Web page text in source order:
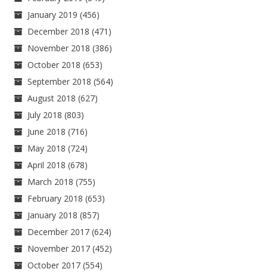
January 2019 (456)
December 2018 (471)
November 2018 (386)
October 2018 (653)
September 2018 (564)
August 2018 (627)
July 2018 (803)
June 2018 (716)
May 2018 (724)
April 2018 (678)
March 2018 (755)
February 2018 (653)
January 2018 (857)
December 2017 (624)
November 2017 (452)
October 2017 (554)